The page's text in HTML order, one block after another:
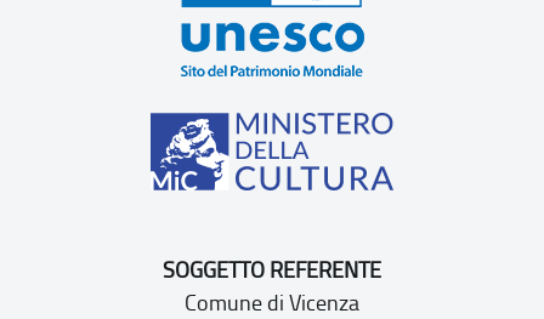
SOGGETTO REFERENTE
Comune di Vicenza